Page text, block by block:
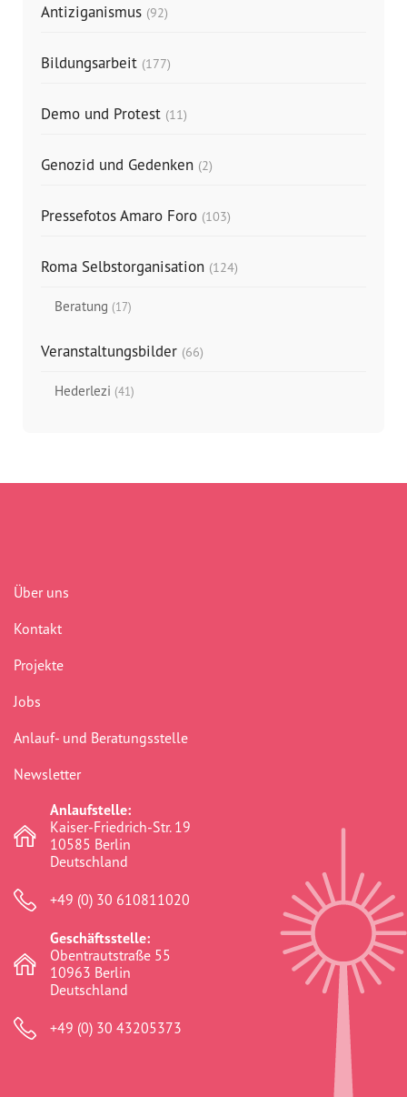
Antiziganismus (92)
Bildungsarbeit (177)
Demo und Protest (11)
Genozid und Gedenken (2)
Pressefotos Amaro Foro (103)
Roma Selbstorganisation (124)
Beratung (17)
Veranstaltungsbilder (66)
Hederlezi (41)
Über uns
Kontakt
Projekte
Jobs
Anlauf- und Beratungsstelle
Newsletter
Anlaufstelle:
Kaiser-Friedrich-Str. 19
10585 Berlin
Deutschland
+49 (0) 30 610811020
Geschäftsstelle:
Obentrautstraße 55
10963 Berlin
Deutschland
+49 (0) 30 43205373